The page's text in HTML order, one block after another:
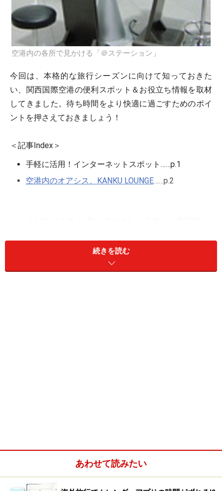
空港内の各所で見かける「＠ステーション」
今回は、本格的な旅行シーズンに向けて知っておきた
い、関西国際空港の便利スポット＆お役立ち情報を取材
してきました。待ち時間をより快適に過ごすためのポイ
ントを押さえておきましょう！
＜記事Index＞
手軽に活用！インターネットスポット……p.1
空港内のオアシス、KANKU LOUNGE……p.2
関空おすすめレジャー＆プラスαの便利情報
を使っていることが一番多いです。これから向かう
旅先の情報収集をしたり、Eメールのやり取りをし
たりと何かと便利に使えますし、インターネットさ
続きを読む
あわせて読みたい